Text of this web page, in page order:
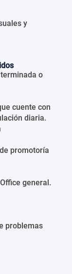
y
o
cuente con
diaria.
promotoría
general.
problemas